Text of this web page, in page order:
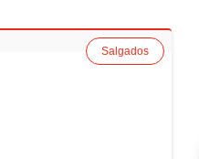
Salgados